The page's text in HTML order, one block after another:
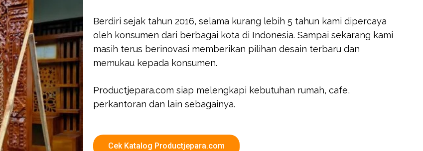
Berdiri sejak tahun 2016, selama kurang lebih 5 tahun kami dipercaya
oleh konsumen dari berbagai kota di Indonesia. Sampai sekarang kami
masih terus berinovasi memberikan pilihan desain terbaru dan
memukau kepada konsumen.
Productjepara.com siap melengkapi kebutuhan rumah, cafe,
perkantoran dan lain sebagainya.
Cek Katalog Productjepara.com